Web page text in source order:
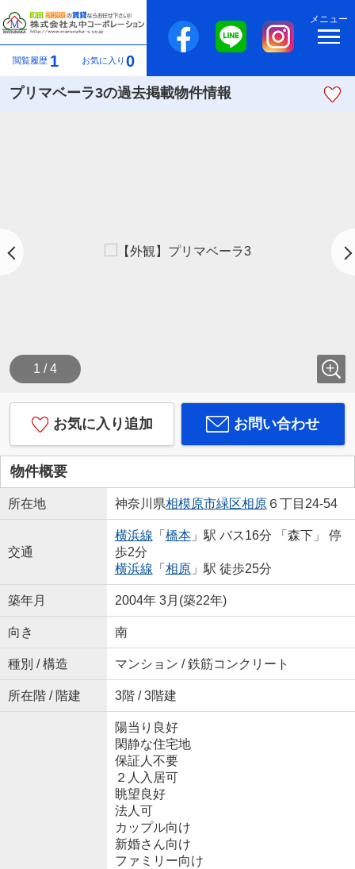
閲覧履歴 1 お気に入り 0
メニュー
プリマベーラ3の過去掲載物件情報
1 / 4
お気に入り追加 お問い合わせ
物件概要
所在地 神奈川県相模原市緑区相原 ６丁目24-54
交通
横浜線 「 橋本」駅 バス16分 「森下」 停
歩2分
横浜線 「 相原 」駅 徒歩25分
築年月 2004年 3月(築22年)
向き 南
種別 / 構造 マンション / 鉄筋コンクリート
所在階 / 階建 3階 / 3階建
陽当り良好
閑静な住宅地
保証人不要
２人入居可
眺望良好
法人可
カップル向け
新婚さん向け
ファミリー向け